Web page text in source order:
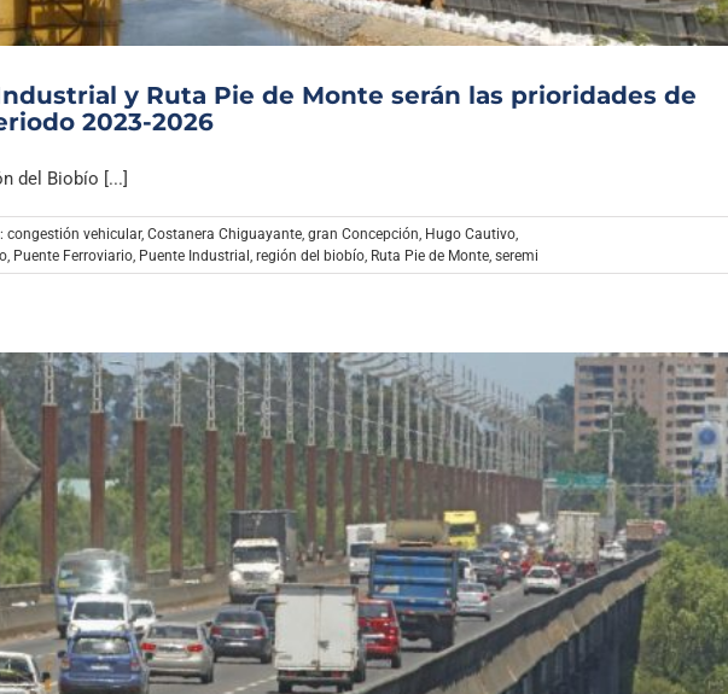
y Ruta Pie de Monte serán las prioridades de
2023-2026
del Biobío [...]
congestión vehicular, Costanera Chiguayante, gran Concepción, Hugo Cautivo,
, Puente Ferroviario, Puente Industrial , región del biobío, Ruta Pie de Monte, seremi